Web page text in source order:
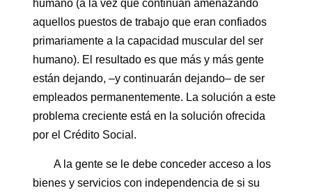
humano (a la vez que continúan amenazando
aquellos puestos de trabajo que eran confiados
primariamente a la capacidad muscular del ser
humano). El resultado es que más y más gente
están dejando, –y continuarán dejando– de ser
empleados permanentemente. La solución a este
problema creciente está en la solución ofrecida
por el Crédito Social.
A la gente se le debe conceder acceso a los
bienes y servicios con independencia de si su